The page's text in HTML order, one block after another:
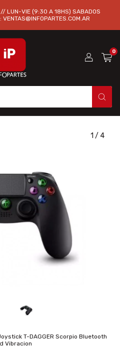
LUN-VIE (9:30 A 18HS) SABADOS
VENTAS@INFOPARTES.COM.AR
0
1 / 4
T-DAGGER Scorpio Bluetooth
Vibracion